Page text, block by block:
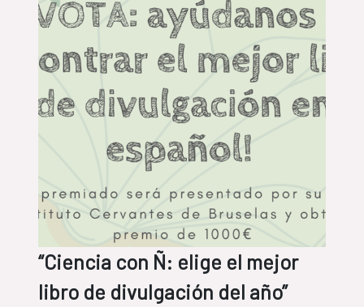
“Ciencia con Ñ: elige el mejor
libro de divulgación del año”